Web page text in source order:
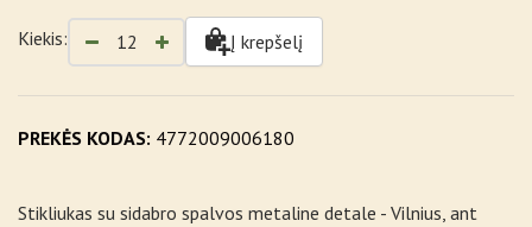
PREKĖS KODAS: 4772009006180
Stikliukas su sidabro spalvos metaline detale - Vilnius, ant
Kiekis: Į krepšelį